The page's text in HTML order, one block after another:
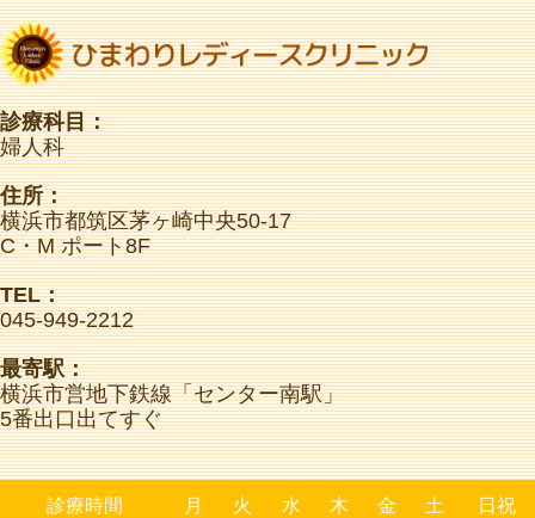
診療科目：
婦人科
住所：
横浜市都筑区茅ヶ崎中央50-17
C・M ポート8F
TEL：
045-949-2212
最寄駅：
横浜市営地下鉄線「センター南駅」
5番出口出てすぐ
診療時間 月 火 水 木 金 土 日祝